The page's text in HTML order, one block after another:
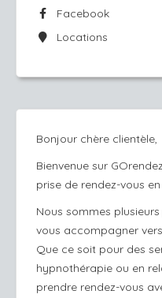
Facebook
Locations
Bonjour chère clientèle,
Bienvenue sur
prise de rendez-vous en
Nous sommes
vous accompagner
Que ce soit pour des
hypnothérapie ou en
prendre rendez-vous